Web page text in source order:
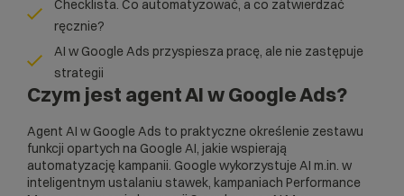
Checklista. Co automatyzować, a co zatwierdzać
ręcznie?
AI w Google Ads przyspiesza pracę, ale nie zastępuje
strategii
Czym jest agent AI w Google Ads?
Agent AI w Google Ads to praktyczne określenie zestawu
funkcji opartych na Google AI, jakie wspierają
automatyzację kampanii. Google wykorzystuje AI m.in. w
inteligentnym ustalaniu stawek, kampaniach Performance